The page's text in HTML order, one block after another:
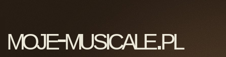
moje-musicale.pl